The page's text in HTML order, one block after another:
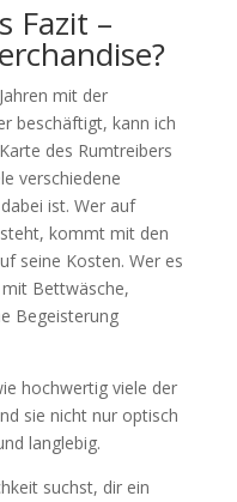
Fazit –
mit der
beschäftigt, kann ich
des Rumtreibers
verschiedene
ist. Wer auf
kommt mit den
seine Kosten. Wer es
Bettwäsche,
Begeisterung
hochwertig viele der
sie nicht nur optisch
langlebig.
suchst, dir ein